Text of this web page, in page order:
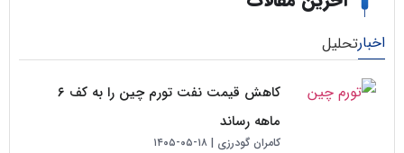
کاهش قیمت نفت تورم چین را به کف ۶
ماهه رساند
کامران گودرزی ۱۸-۰۵-۱۴۰۵